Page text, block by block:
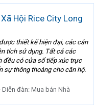
Hội Rice City Long
thiết kế hiện đại, các căn
tích sử dụng. Tất cả các
đều có cửa sổ tiếp xúc trực
sự thông thoáng cho căn hộ.
Diễn đàn: Mua bán Nhà